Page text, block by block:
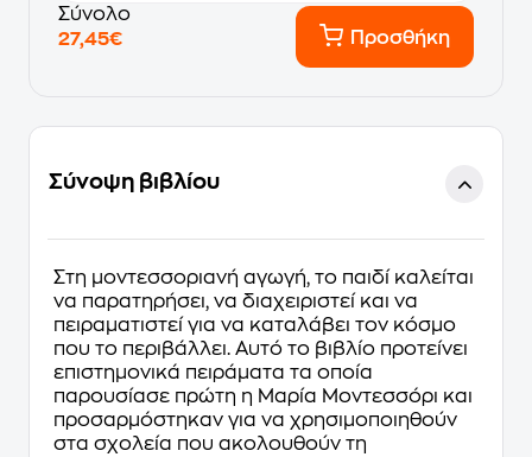
Σύνολο
27,45€
Προσθήκη
Σύνοψη βιβλίου
Στη μοντεσσοριανή αγωγή, το παιδί καλείται
να παρατηρήσει, να διαχειριστεί και να
πειραματιστεί για να καταλάβει τον κόσμο
που το περιβάλλει. Αυτό το βιβλίο προτείνει
επιστημονικά πειράματα τα οποία
παρουσίασε πρώτη η Μαρία Μοντεσσόρι και
προσαρμόστηκαν για να χρησιμοποιηθούν
στα σχολεία που ακολουθούν τη